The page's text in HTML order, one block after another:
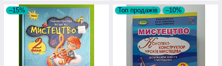
–15% Топ продажів –10%